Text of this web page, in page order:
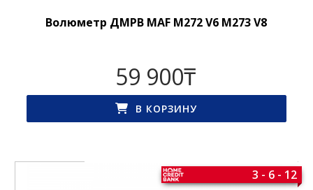
Волюметр ДМРВ MAF M272 V6 M273 V8
59 900₸
В КОРЗИНУ
3 - 6 - 12